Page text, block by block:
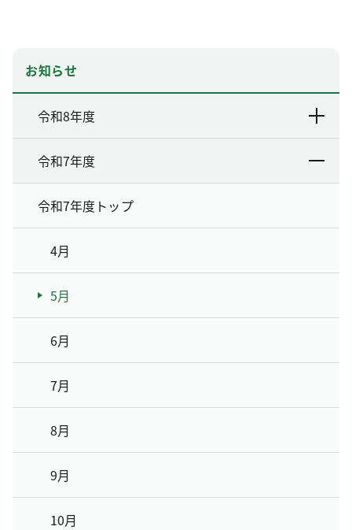
お知らせ
令和8年度
令和7年度
令和7年度トップ
4月
5月
6月
7月
8月
9月
10月